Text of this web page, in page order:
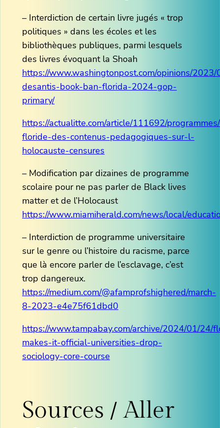
– Interdiction de certain livre jugés « trop
politiques » dans les écoles et les
bibliothèques publiques, parmi lesquels
des livres évoquant la Shoah
https://www.washingtonpost.com/opinions/
desantis-book-ban-florida-2024-gop-
primary/
https://actualitte.com/article/111692/
floride-des-contenus-pedagogiques-sur-l-
holocauste-censures
– Modification par dizaines de programme
scolaire pour ne pas parler de Black lives
matter et de l’Holocaust
https://www.miamiherald.com/news/local/
– Interdiction de programme universitaire
sur le genre ou l’histoire du racisme, parce
que là encore parler de l’esclavage, c’est
trop dangereux.
https://medium.com/@afamprofshighered/march-
8-2023-e4e75f61dbd0
https://www.tampabay.com/archive/2024/01/24/
makes-it-official-universities-drop-
sociology-core-course
Sources / Aller